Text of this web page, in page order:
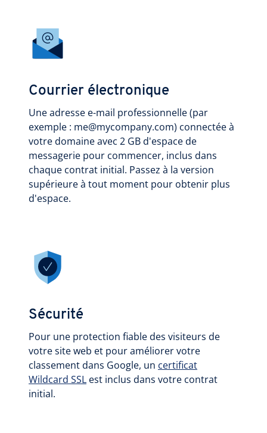
Courrier électronique
Une adresse e-mail professionnelle (par
exemple : me@mycompany.com) connectée à
votre domaine avec 2 GB d'espace de
messagerie pour commencer, inclus dans
chaque contrat initial. Passez à la version
supérieure à tout moment pour obtenir plus
d'espace.
Sécurité
Pour une protection fiable des visiteurs de
votre site web et pour améliorer votre
classement dans Google, un certificat
Wildcard SSL est inclus dans votre contrat
initial.